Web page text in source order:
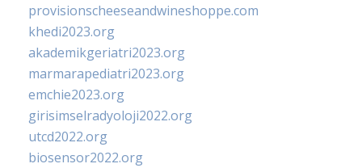
provisionscheeseandwineshoppe.com
khedi2023.org
akademikgeriatri2023.org
marmarapediatri2023.org
emchie2023.org
girisimselradyoloji2022.org
utcd2022.org
biosensor2022.org